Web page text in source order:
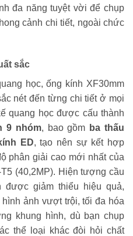
đa năng tuyệt vời để chụp
cảnh chi tiết, ngoài chức
sắc
học, ống kính XF30mm
nét đến từng chi tiết ở mọi
quang học được cấu thành
9 nhóm, bao gồm ba thấu
ED, tạo nên sự kết hợp
phân giải cao mới nhất của
(40,2MP). Hiện tượng cầu
giảm thiểu hiệu quả,
ảnh vượt trội, tối đa hóa
khung hình, dù bạn chụp
thể loại khác đòi hỏi chất